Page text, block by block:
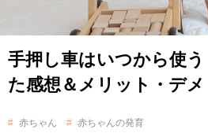
手押し車はいつから使
た感想＆メリット・デ
赤ちゃん
赤ちゃんの発育